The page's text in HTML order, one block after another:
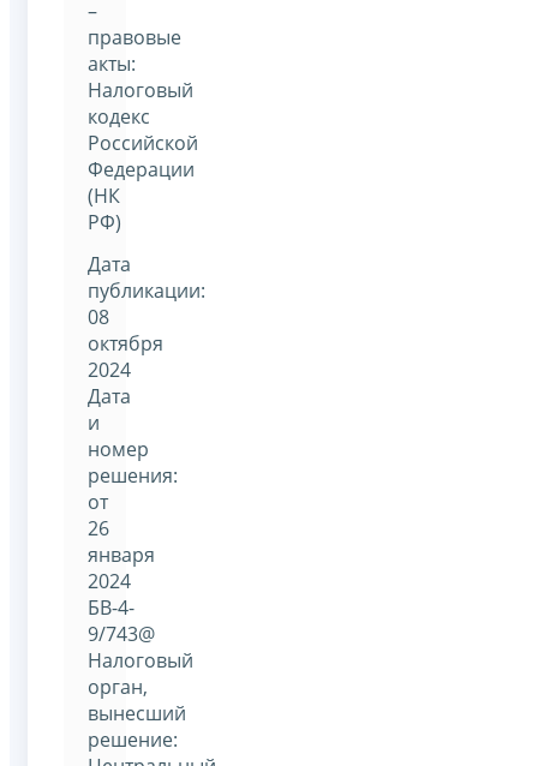
–
правовые
акты:
Налоговый
кодекс
Российской
Федерации
(НК
РФ)
Дата
публикации:
08
октября
2024
Дата
и
номер
решения:
от
26
января
2024
БВ-4-
9/743@
Налоговый
орган,
вынесший
решение: